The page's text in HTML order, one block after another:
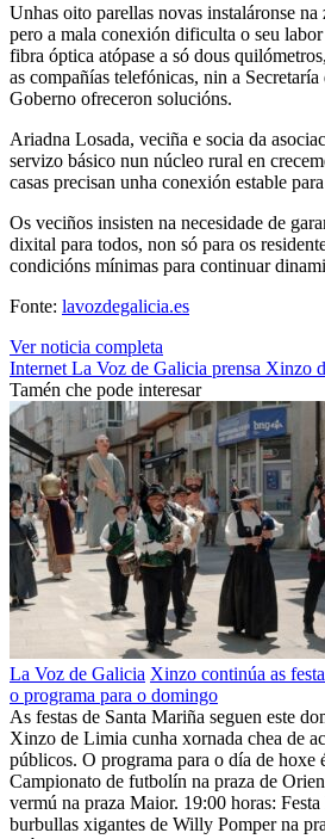
Unhas oito parellas novas instaláronse na
pero a mala conexión dificulta o seu
fibra óptica atópase a só dous
as compañías telefónicas, nin a
Goberno ofreceron solucións.
Ariadna Losada, veciña e socia da
servizo básico nun núcleo rural en
casas precisan unha conexión estable
Os veciños insisten na necesidade de
dixital para todos, non só para os
condicións mínimas para continuar
Fonte: lavozdegalicia.es
Ver noticia completa
Internet La Voz de Galicia prensa Xinzo
Tamén che pode interesar
La Voz de Galicia Xinzo continúa as
o programa para o domingo
As festas de Santa Mariña seguen este
Xinzo de Limia cunha xornada chea de
públicos. O programa para o día de hoxe
Campionato de futbolín na praza de
vermú na praza Maior. 19:00 horas:
burbullas xigantes de Willy Pomper na